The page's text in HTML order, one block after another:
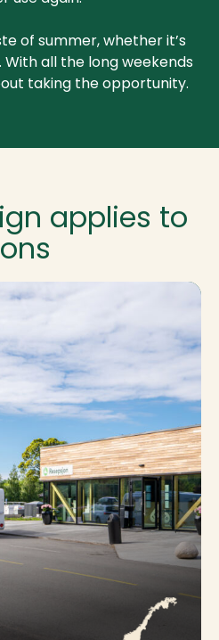
of summer, whether it’s
all the long weekends
taking the opportunity.
applies to